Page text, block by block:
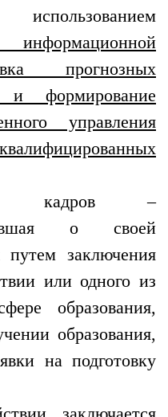
информационной
прогнозных
и формирование
управления
кадров –
о своей
путем заключения
или одного из
образования,
образования,
на подготовку